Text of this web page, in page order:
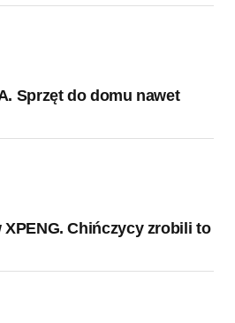
Sprzęt do domu nawet
XPENG. Chińczycy zrobili to